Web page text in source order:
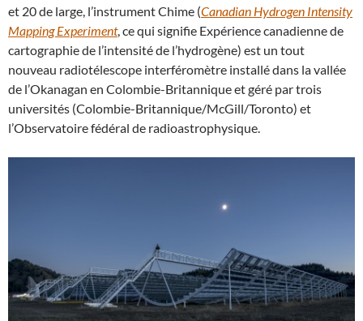
et 20 de large, l’instrument Chime (Canadian Hydrogen Intensity
Mapping Experiment, ce qui signifie Expérience canadienne de
cartographie de l’intensité de l’hydrogène) est un tout
nouveau radiotélescope interféromètre installé dans la vallée
de l’Okanagan en Colombie-Britannique et géré par trois
universités (Colombie-Britannique/McGill/Toronto) et
l’Observatoire fédéral de radioastrophysique.